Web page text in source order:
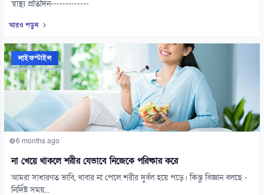
স্বাস্থ্য প্রতিদিন-------------
আরও পড়ুন
লাইফস্টাইল
6 months ago
না খেয়ে থাকলে শরীর যেভাবে নিজেকে পরিষ্কার করে
আমরা সাধারণত ভাবি, খাবার না পেলে শরীর দুর্বল হয়ে পড়ে। কিন্তু বিজ্ঞান বলছে -
নির্দিষ্ট সময়...